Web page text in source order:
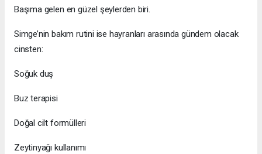
Başıma gelen en güzel şeylerden biri.
Simge’nin bakım rutini ise hayranları arasında gündem olacak
cinsten:
Soğuk duş
Buz terapisi
Doğal cilt formülleri
Zeytinyağı kullanımı